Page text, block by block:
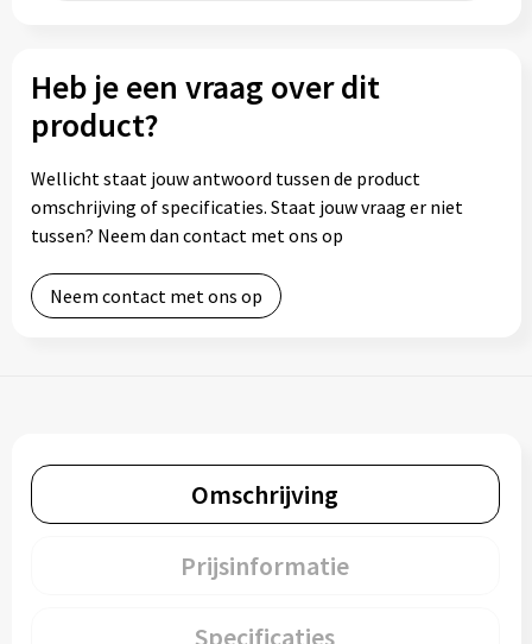
Heb je een vraag over dit
product?
Wellicht staat jouw antwoord tussen de product
omschrijving of specificaties. Staat jouw vraag er niet
tussen? Neem dan contact met ons op
Neem contact met ons op
Omschrijving
Prijsinformatie
Specificaties